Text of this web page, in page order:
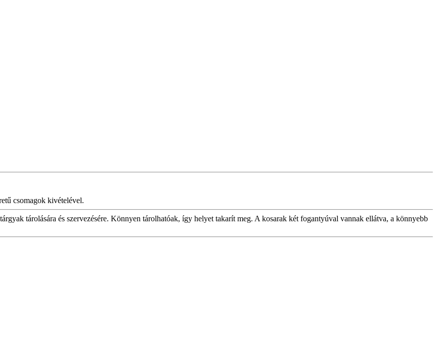
csomagok kivételével.
tárolására és szervezésére. Könnyen tárolhatóak, így helyet takarít meg. A kosarak két fogantyúval vannak ellátva, a könnyebb